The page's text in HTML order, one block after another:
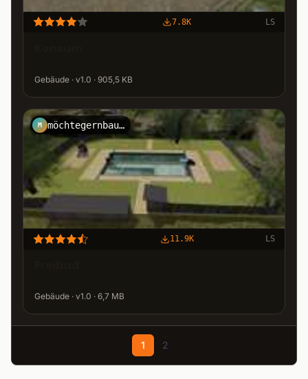
7.8K LS
Gebäude · v1.0 · 905,5 KB
M möchtegernbauer
11.9K LS
Gebäude · v1.0 · 6,7 MB
1 2